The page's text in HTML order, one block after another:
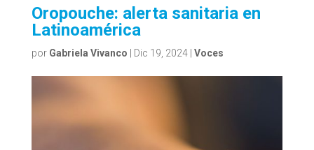
Oropouche: alerta sanitaria en
Latinoamérica
por Gabriela Vivanco Dic 19, 2024| Voces